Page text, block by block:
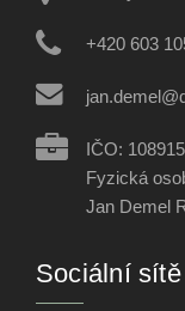
+420 603
IČO:
Fyzická
Jan Demel
Sociální sítě